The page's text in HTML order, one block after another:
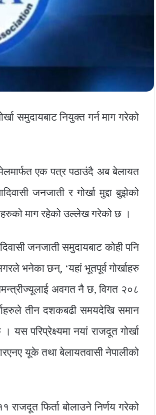
समुदायबाट नियुक्त गर्न माग गरेको
एक पत्र पठाउंदै अब बेलायत
जनजाती र गोर्खा मुद्दा बुझेको
माग रहेको उल्लेख गरेको छ ।
जनजाती समुदायबाट कोही पनि
भनेका छन्, ‘यहां भूतपूर्व गोर्खाहरु
अवगत नै छ, विगत २०८
तीन दशकबढी समयदेखि समान
परिप्रेक्ष्यमा नयां राजदूत गोर्खा
यूके तथा बेलायतवासी नेपालीको
फिर्ता बोलाउने निर्णय गरेको